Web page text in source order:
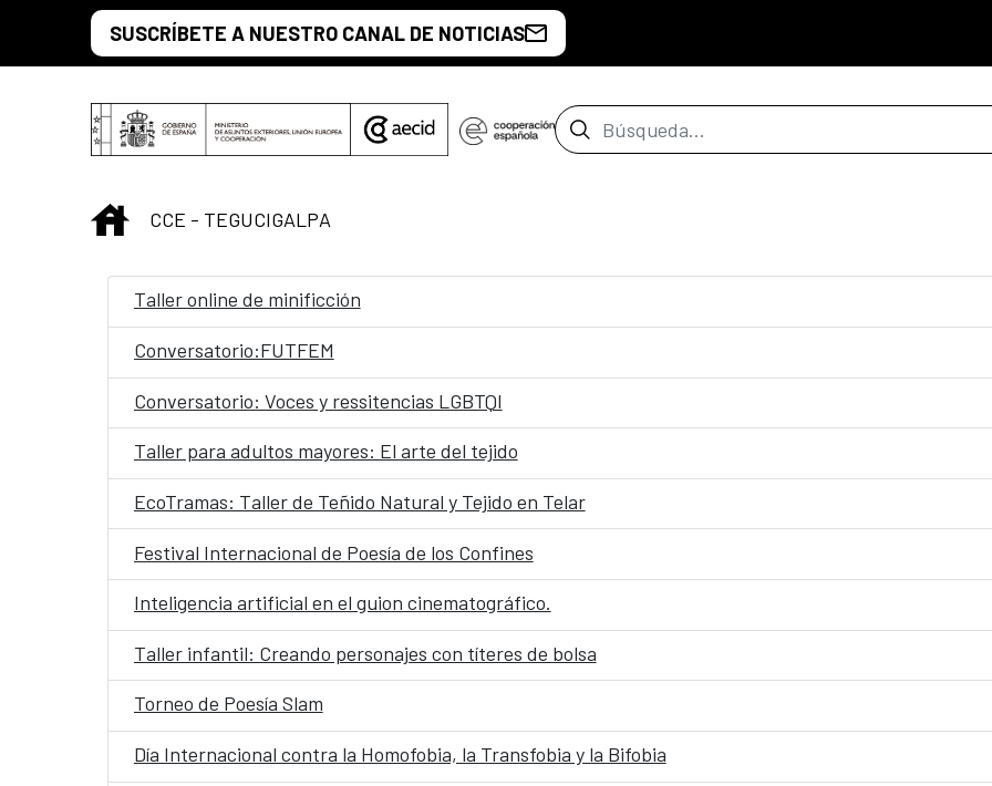
Saltar al contenido principal
SUSCRÍBETE A NUESTRO CANAL DE NOTICIAS
Barra de búsqueda
INICIO
CCE - TEGUCIGALPA
Taller online de minificción
Conversatorio:FUTFEM
Conversatorio: Voces y ressitencias LGBTQI
Taller para adultos mayores: El arte del tejido
EcoTramas: Taller de Teñido Natural y Tejido en Telar
Festival Internacional de Poesía de los Confines
Inteligencia artificial en el guion cinematográfico.
Taller infantil: Creando personajes con títeres de bolsa
Torneo de Poesía Slam
Día Internacional contra la Homofobia, la Transfobia y la Bifobia